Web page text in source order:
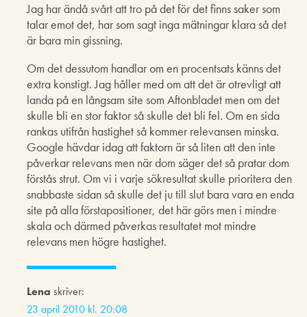
Jag har ändå svårt att tro på det för det finns saker som
talar emot det, har som sagt inga mätningar klara så det
är bara min gissning.
Om det dessutom handlar om en procentsats känns det
extra konstigt. Jag håller med om att det är otrevligt att
landa på en långsam site som Aftonbladet men om det
skulle bli en stor faktor så skulle det bli fel. Om en sida
rankas utifrån hastighet så kommer relevansen minska.
Google hävdar idag att faktorn är så liten att den inte
påverkar relevans men när dom säger det så pratar dom
förstås strut. Om vi i varje sökresultat skulle prioritera den
snabbaste sidan så skulle det ju till slut bara vara en enda
site på alla förstapositioner, det här görs men i mindre
skala och därmed påverkas resultatet mot mindre
relevans men högre hastighet.
Lena skriver:
23 april 2010 kl. 20:08